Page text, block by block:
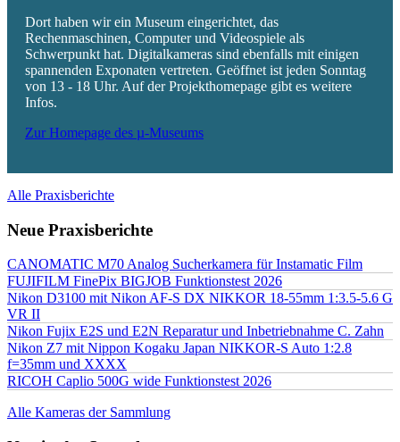
Dort haben wir ein Museum eingerichtet, das
Rechenmaschinen, Computer und Videospiele als
Schwerpunkt hat. Digitalkameras sind ebenfalls mit einigen
spannenden Exponaten vertreten. Geöffnet ist jeden Sonntag
von 13 - 18 Uhr. Auf der Projekthomepage gibt es weitere
Infos.
Zur Homepage des µ-Museums
Alle Praxisberichte
Neue Praxisberichte
CANOMATIC M70 Analog Sucherkamera für Instamatic Film
FUJIFILM FinePix BIGJOB Funktionstest 2026
Nikon D3100 mit Nikon AF-S DX NIKKOR 18-55mm 1:3.5-5.6 G
VR II
Nikon Fujix E2S und E2N Reparatur und Inbetriebnahme C. Zahn
Nikon Z7 mit Nippon Kogaku Japan NIKKOR-S Auto 1:2.8
f=35mm und XXXX
RICOH Caplio 500G wide Funktionstest 2026
Alle Kameras der Sammlung